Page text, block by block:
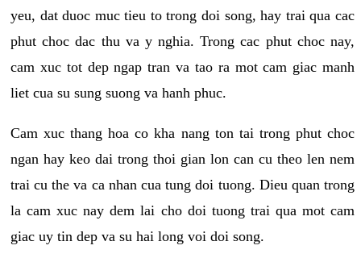
yeu, dat duoc muc tieu to trong doi song, hay trai qua cac
phut choc dac thu va y nghia. Trong cac phut choc nay,
cam xuc tot dep ngap tran va tao ra mot cam giac manh
liet cua su sung suong va hanh phuc.
Cam xuc thang hoa co kha nang ton tai trong phut choc
ngan hay keo dai trong thoi gian lon can cu theo len nem
trai cu the va ca nhan cua tung doi tuong. Dieu quan trong
la cam xuc nay dem lai cho doi tuong trai qua mot cam
giac uy tin dep va su hai long voi doi song.